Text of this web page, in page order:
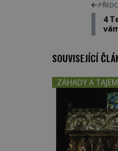
4
SOUVISEJÍCÍ
ZÁHADY A